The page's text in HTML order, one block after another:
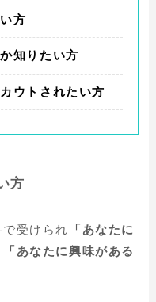
方
知りたい方
ウトされたい方
方
受けられ
「あなたに
あなたに興味がある